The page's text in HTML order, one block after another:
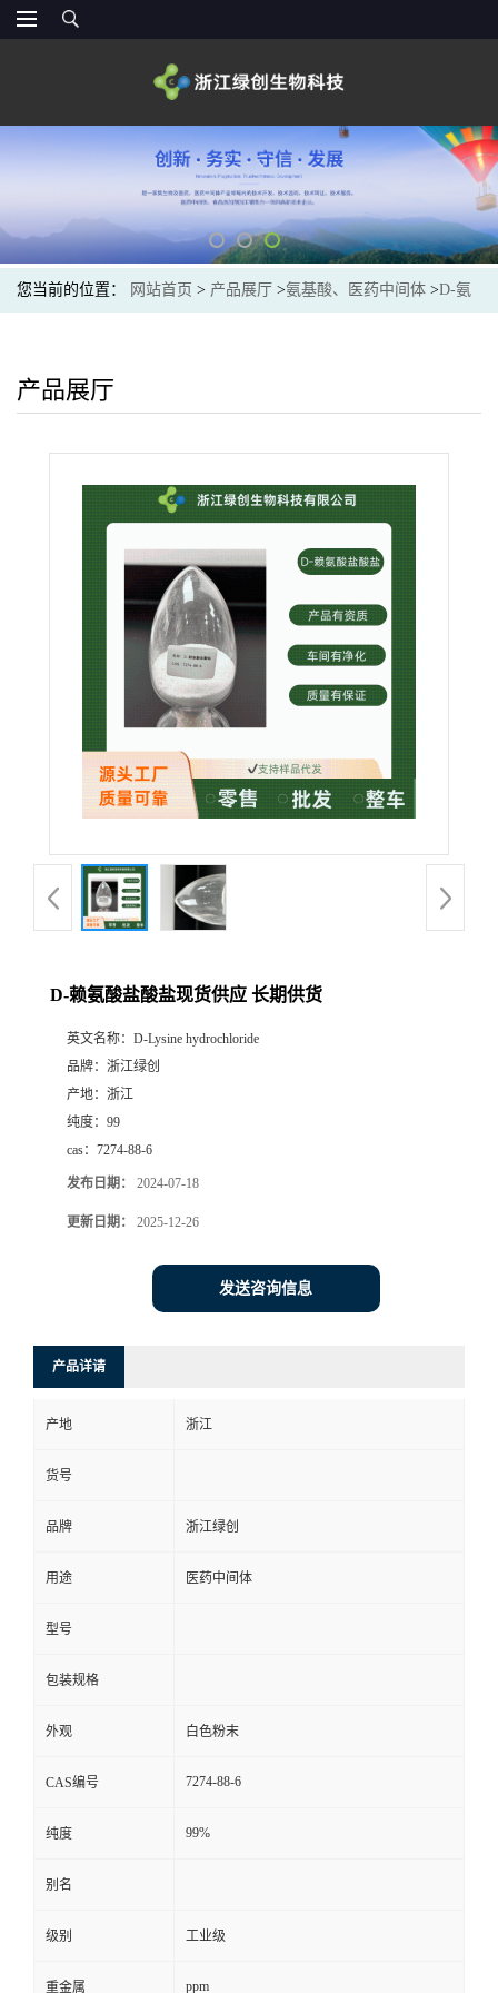
您当前的位置： 网站首页 > 产品展厅 >氨基酸、医药中间体 >D-氨
产品展厅
D-赖氨酸盐酸盐现货供应 长期供货
英文名称： D-Lysine hydrochloride
品牌： 浙江绿创
产地： 浙江
纯度： 99
cas： 7274-88-6
发布日期： 2024-07-18
更新日期： 2025-12-26
发送咨询信息
产品详请
产地 浙江
货号
品牌 浙江绿创
用途 医药中间体
型号
包装规格
外观 白色粉末
CAS编号 7274-88-6
纯度 99%
别名
级别 工业级
重金属 ppm